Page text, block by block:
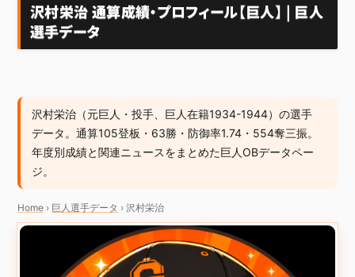
沢村栄治 通算成績・プロフィール【巨人】 | 巨人
選手データ
沢村栄治（元巨人・投手、巨人在籍1934-1944）の選手
データ。通算105登板・63勝・防御率1.74・554奪三振。
年度別成績と関連ニュースをまとめた巨人OBデータペー
ジ。
Home › 巨人選手データ › 沢村栄治